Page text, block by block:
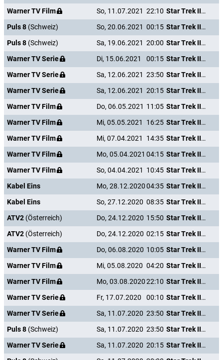
Warner TV Film
So, 11.07.2021 22:10
Star Trek III - Auf der Suche nach Mr. Spock
Puls 8 (Schweiz) So, 20.06.2021 00:15
Star Trek III - Auf der Suche nach Mr. Spock
Puls 8 (Schweiz) Sa, 19.06.2021 20:00
Star Trek III - Auf der Suche nach Mr. Spock
Warner TV Serie
Di, 15.06.2021 00:15
Star Trek III - Auf der Suche nach Mr. Spock
Warner TV Serie
Sa, 12.06.2021 23:50
Star Trek III - Auf der Suche nach Mr. Spock
Warner TV Serie
Sa, 12.06.2021 20:15
Star Trek III - Auf der Suche nach Mr. Spock
Warner TV Film
Do, 06.05.2021 11:05
Star Trek III - Auf der Suche nach Mr. Spock
Warner TV Film
Mi, 05.05.2021 16:25
Star Trek III - Auf der Suche nach Mr. Spock
Warner TV Film
Mi, 07.04.2021 14:35
Star Trek III - Auf der Suche nach Mr. Spock
Warner TV Film
Mo, 05.04.2021 04:15
Star Trek III - Auf der Suche nach Mr. Spock
Warner TV Film
So, 04.04.2021 10:45
Star Trek III - Auf der Suche nach Mr. Spock
Kabel Eins
Mo, 28.12.202004:35
Star Trek III - Auf der Suche nach Mr. Spock
Kabel Eins
So, 27.12.2020 08:35
Star Trek III - Auf der Suche nach Mr. Spock
ATV2 (Österreich) Do, 24.12.2020 15:50
Star Trek III - Auf der Suche nach Mr. Spock
ATV2 (Österreich) Do, 24.12.2020 02:15
Star Trek III - Auf der Suche nach Mr. Spock
Warner TV Film
Do, 06.08.2020 10:05
Star Trek III - Auf der Suche nach Mr. Spock
Warner TV Film
Mi, 05.08.2020 04:20
Star Trek III - Auf der Suche nach Mr. Spock
Warner TV Film
Mo, 03.08.202022:10
Star Trek III - Auf der Suche nach Mr. Spock
Warner TV Serie
Fr, 17.07.2020 00:10
Star Trek III - Auf der Suche nach Mr. Spock
Warner TV Serie
Sa, 11.07.2020 23:50
Star Trek III - Auf der Suche nach Mr. Spock
Puls 8 (Schweiz) Sa, 11.07.2020 23:50
Star Trek III - Auf der Suche nach Mr. Spock
Warner TV Serie
Sa, 11.07.2020 20:15
Star Trek III - Auf der Suche nach Mr. Spock